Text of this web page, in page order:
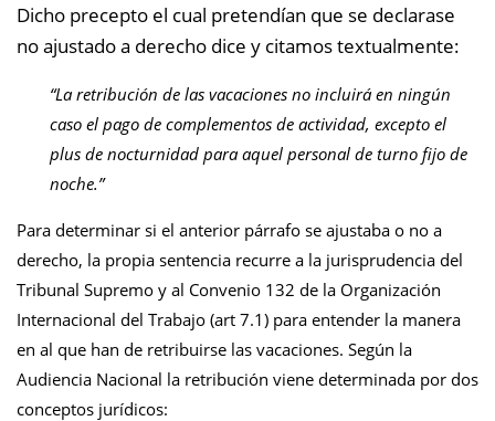
Dicho precepto el cual pretendían que se declarase
no ajustado a derecho dice y citamos textualmente:
“La retribución de las vacaciones no incluirá en ningún
caso el pago de complementos de actividad, excepto el
plus de nocturnidad para aquel personal de turno fijo de
noche.”
Para determinar si el anterior párrafo se ajustaba o no a
derecho, la propia sentencia recurre a la jurisprudencia del
Tribunal Supremo y al Convenio 132 de la Organización
Internacional del Trabajo (art 7.1) para entender la manera
en al que han de retribuirse las vacaciones. Según la
Audiencia Nacional la retribución viene determinada por dos
conceptos jurídicos: